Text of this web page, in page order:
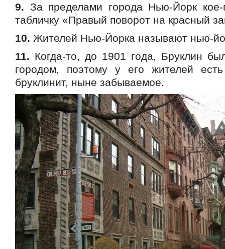
9. За пределами города Нью-Йорк кое-
табличку «Правый поворот на красный
10. Жителей Нью-Йорка называют нью-
11. Когда-то, до 1901 года, Бруклин
городом, поэтому у его жителей
бруклинит, ныне забываемое.